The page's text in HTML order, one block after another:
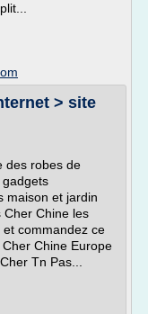
> site
des robes de
maison et jardin
Cher Chine les
commandez ce
Chine Europe
Tn Pas...